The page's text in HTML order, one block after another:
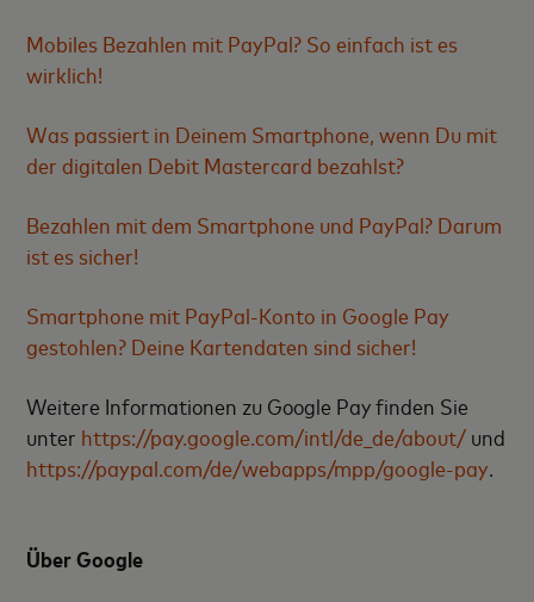
Mobiles Bezahlen mit PayPal? So einfach ist es
wirklich!
Was passiert in Deinem Smartphone, wenn Du mit
der digitalen Debit Mastercard bezahlst?
Bezahlen mit dem Smartphone und PayPal? Darum
ist es sicher!
Smartphone mit PayPal-Konto in Google Pay
gestohlen? Deine Kartendaten sind sicher!
Weitere Informationen zu Google Pay finden Sie
unter https://pay.google.com/intl/de_de/about/ und
https://paypal.com/de/webapps/mpp/google-pay.
Über Google